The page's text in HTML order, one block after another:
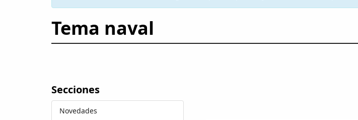
Tema naval
Secciones
Novedades